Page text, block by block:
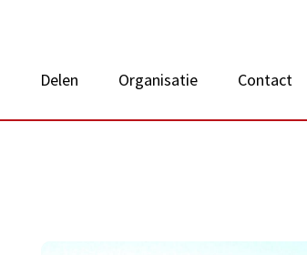
Delen Organisatie Contact